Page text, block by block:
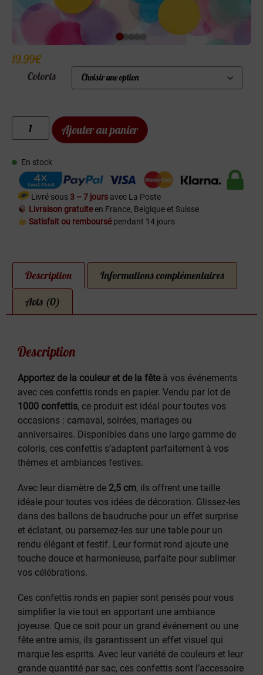
19.99€
Coloris
Ajouter au panier
En stock
Livré sous 3 – 7 jours avec La Poste
Livraison gratuiteen France, Belgique et Suisse
Satisfait ou remboursépendant 14 jours
Description Informations complémentaires
Avis (0)
Description
Apportez de la couleur et de la fêteà vos événements
avec ces confettis ronds en papier. Vendu par lot de
1000 confettis, ce produit est idéal pour toutes vos
occasions : carnaval, soirées, mariages ou
anniversaires. Disponibles dans une large gamme de
coloris, ces confettis s’adaptent parfaitement à vos
thèmes et ambiances festives.
Avec leur diamètre de 2,5 cm, ils offrent une taille
idéale pour toutes vos idées de décoration. Glissez-les
dans des ballons de baudruche pour un effet surprise
et éclatant, ou parsemez-les sur une table pour un
rendu élégant et festif. Leur format rond ajoute une
touche douce et harmonieuse, parfaite pour sublimer
vos célébrations.
Ces confettis ronds en papier sont pensés pour vous
simplifier la vie tout en apportant une ambiance
joyeuse. Que ce soit pour un grand événement ou une
fête entre amis, ils garantissent un effet visuel qui
marque les esprits. Avec leur variété de couleurs et leur
grande quantité par sac, ces confettis sont l’accessoire